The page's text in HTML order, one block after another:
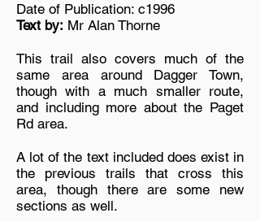
Date of Publication: c1996
Text by: Mr Alan Thorne
This trail also covers much of the
same area around Dagger Town,
though with a much smaller route,
and including more about the Paget
Rd area.
A lot of the text included does exist in
the previous trails that cross this
area, though there are some new
sections as well.